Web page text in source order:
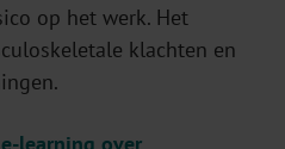
op het werk. Het
klachten en
learning over